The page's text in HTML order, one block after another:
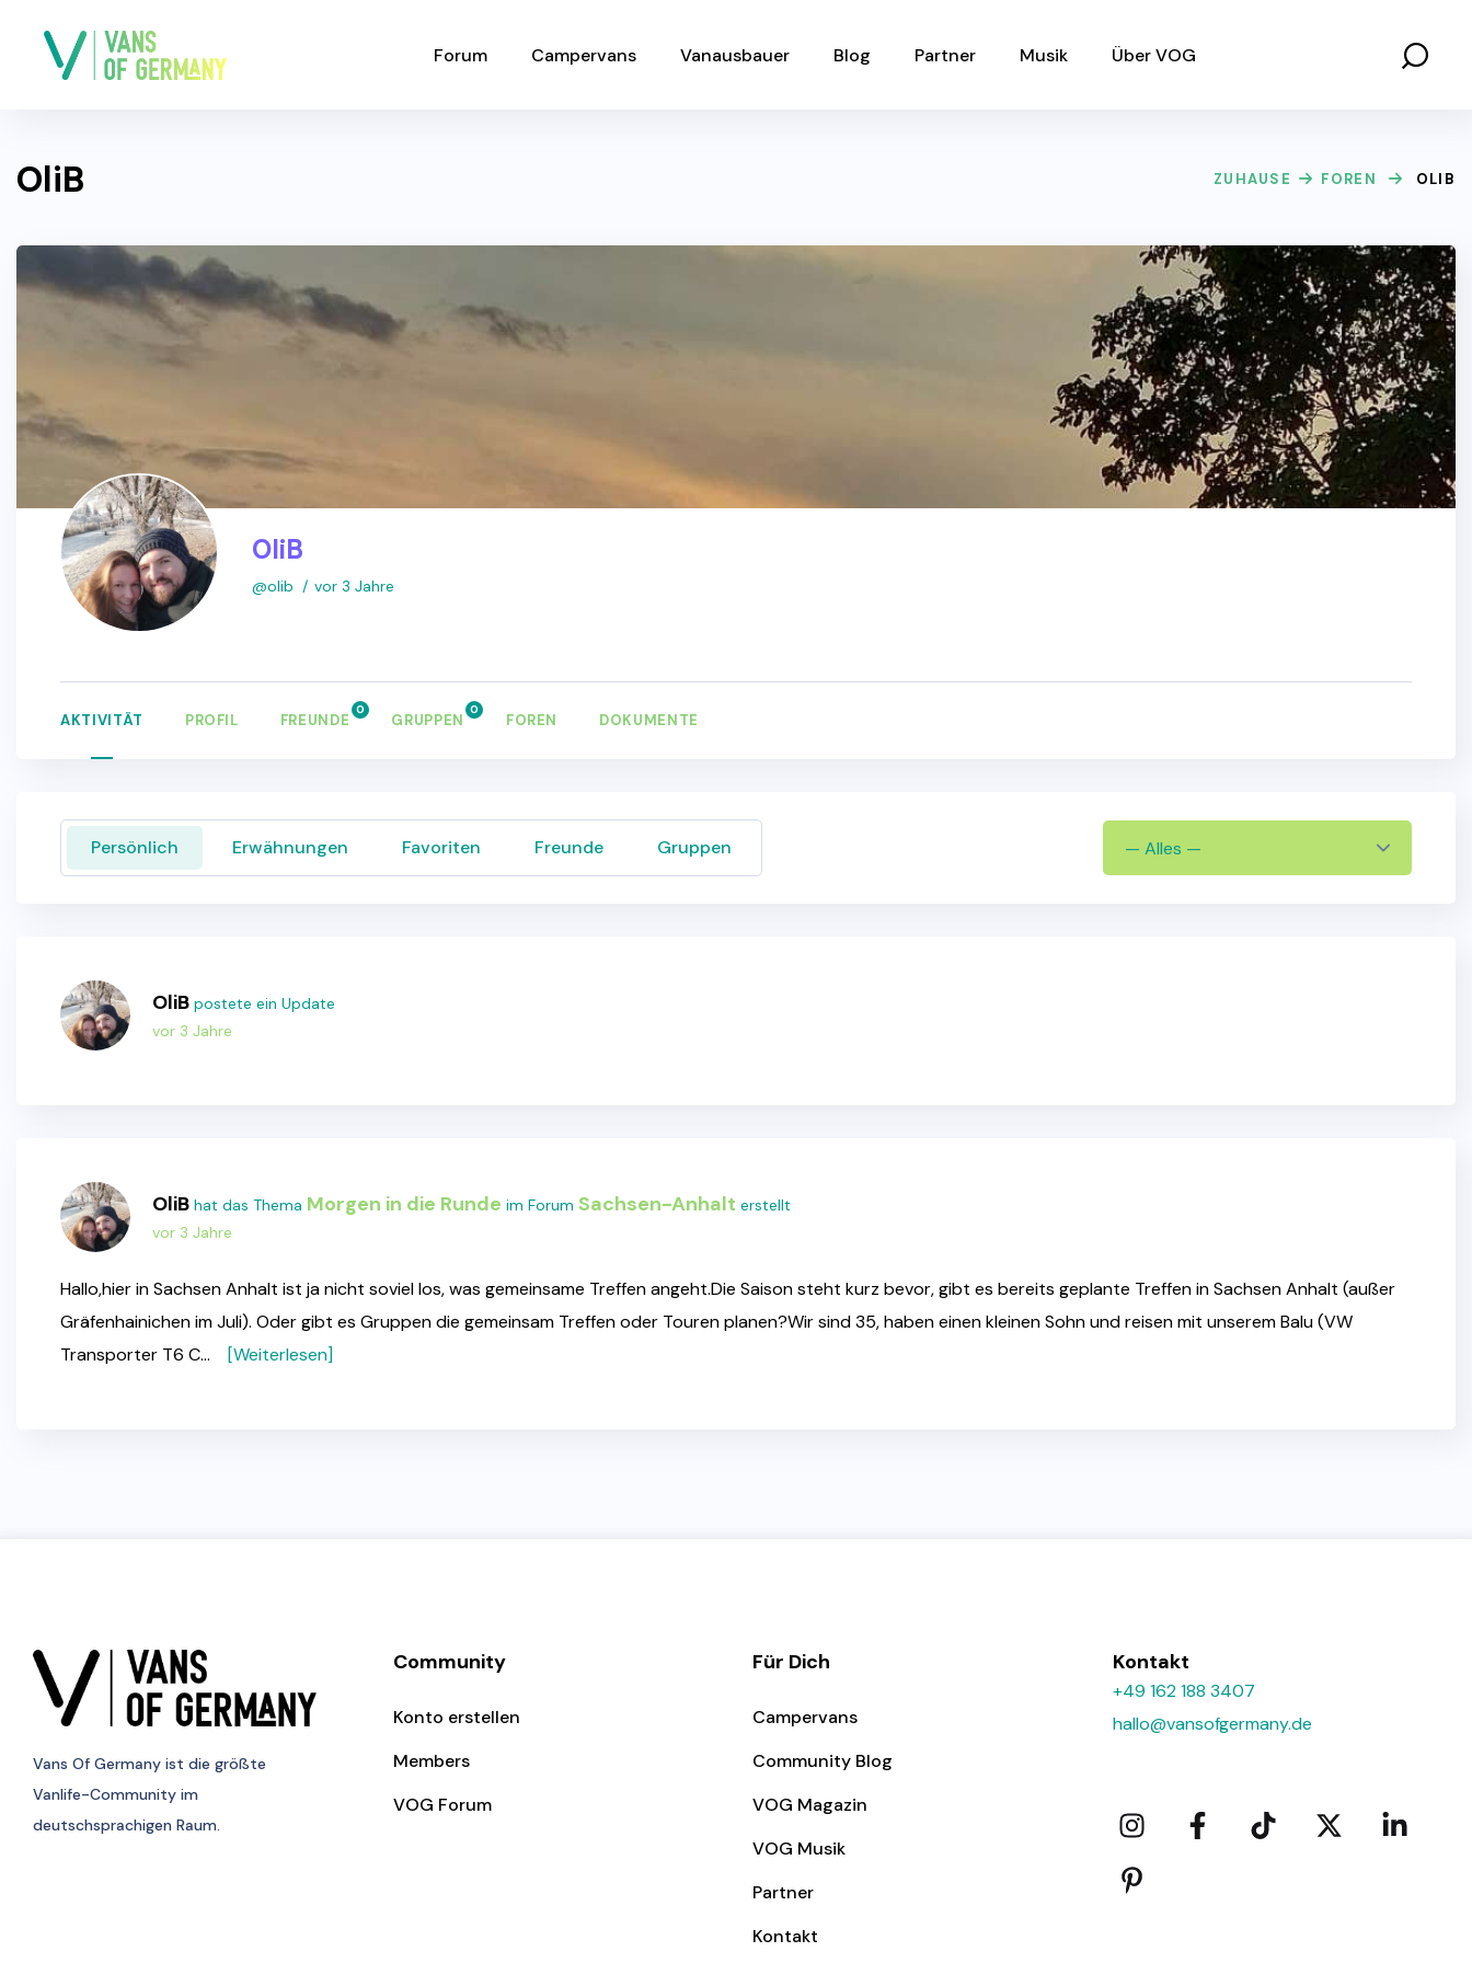
Forum Campervans Vanausbauer Blog Partner Musik Über VOG
OliB ZUHAUSE FOREN OLIB
OliB
@olib vor 3 Jahre
AKTIVITÄT PROFIL FREUNDE
0
GRUPPEN
0
FOREN DOKUMENTE
Persönlich Erwähnungen Favoriten Freunde Gruppen
OliB postete ein Update
vor 3 Jahre
OliB hat das Thema Morgen in die Runde im Forum Sachsen-Anhalt erstellt
vor 3 Jahre
Hallo,hier in Sachsen Anhalt ist ja nicht soviel los, was gemeinsame Treffen angeht.Die Saison steht kurz bevor, gibt es bereits geplante Treffen in Sachsen Anhalt (außer
Gräfenhainichen im Juli). Oder gibt es Gruppen die gemeinsam Treffen oder Touren planen?Wir sind 35, haben einen kleinen Sohn und reisen mit unserem Balu (VW
Transporter T6 C…
[Weiterlesen]
Vans Of Germany ist die größte
Vanlife-Community im
deutschsprachigen Raum.
Community
Konto erstellen
Members
VOG Forum
Für Dich
Campervans
Community Blog
VOG Magazin
VOG Musik
Partner
Kontakt
Kontakt
+49 162 188 3407
hallo@vansofgermany.de